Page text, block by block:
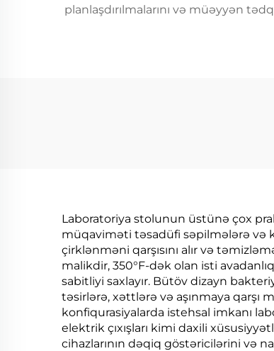
planlaşdırılmalarını və müəyyən
Laboratoriya stolunun üstünə çox
müqaviməti təsadüfi səpilmələrə və
çirklənməni qarşısını alır və
malikdir, 350°F-dək olan isti
sabitliyi saxlayır. Bütöv dizayn
təsirlərə, xəttlərə və aşınmaya
konfiqurasiyalarda istehsal imkanı
elektrik çıxışları kimi daxili
cihazlarının dəqiq göstəricilərini və